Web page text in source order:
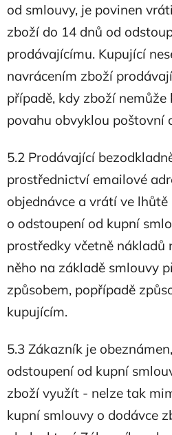
od smlouvy, je povinen
zboží do 14 dnů od
prodávajícímu. Kupující
navrácením zboží
případě, kdy zboží
povahu obvyklou poštovní
5.2 Prodávající
prostřednictví emailové
objednávce a vrátí ve
o odstoupení od kupní
prostředky včetně nákladů
něho na základě smlouvy
způsobem, popřípadě
kupujícím.
5.3 Zákazník je
odstoupení od kupní
zboží využít - nelze tak
kupní smlouvy o dodávce